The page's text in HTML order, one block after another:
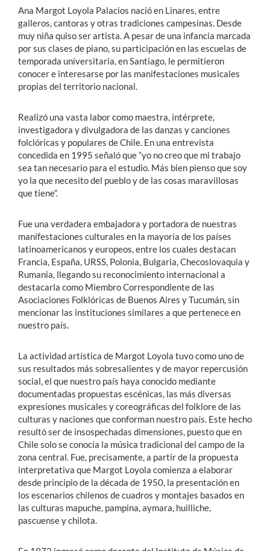
Ana Margot Loyola Palacios nació en Linares, entre
galleros, cantoras y otras tradiciones campesinas. Desde
muy niña quiso ser artista. A pesar de una infancia marcada
por sus clases de piano, su participación en las escuelas de
temporada universitaria, en Santiago, le permitieron
conocer e interesarse por las manifestaciones musicales
propias del territorio nacional.
Realizó una vasta labor como maestra, intérprete,
investigadora y divulgadora de las danzas y canciones
folclóricas y populares de Chile. En una entrevista
concedida en 1995 señaló que “yo no creo que mi trabajo
sea tan necesario para el estudio. Más bien pienso que soy
yo la que necesito del pueblo y de las cosas maravillosas
que tiene”.
Fue una verdadera embajadora y portadora de nuestras
manifestaciones culturales en la mayoría de los países
latinoamericanos y europeos, entre los cuales destacan
Francia, España, URSS, Polonia, Bulgaria, Checoslovaquia y
Rumania, llegando su reconocimiento internacional a
destacarla como Miembro Correspondiente de las
Asociaciones Folklóricas de Buenos Aires y Tucumán, sin
mencionar las instituciones similares a que pertenece en
nuestro país.
La actividad artística de Margot Loyola tuvo como uno de
sus resultados más sobresalientes y de mayor repercusión
social, el que nuestro país haya conocido mediante
documentadas propuestas escénicas, las más diversas
expresiones musicales y coreográficas del folklore de las
culturas y naciones que conforman nuestro país. Este hecho
resultó ser de insospechadas dimensiones, puesto que en
Chile solo se conocía la música tradicional del campo de la
zona central. Fue, precisamente, a partir de la propuesta
interpretativa que Margot Loyola comienza a elaborar
desde principio de la década de 1950, la presentación en
los escenarios chilenos de cuadros y montajes basados en
las culturas mapuche, pampina, aymara, huilliche,
pascuense y chilota.